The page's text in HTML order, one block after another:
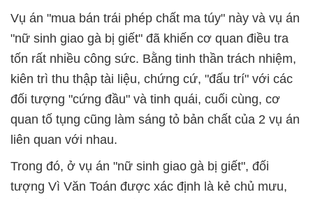
Vụ án "mua bán trái phép chất ma túy" này và vụ án
"nữ sinh giao gà bị giết" đã khiến cơ quan điều tra
tốn rất nhiều công sức. Bằng tinh thần trách nhiệm,
kiên trì thu thập tài liệu, chứng cứ, "đấu trí" với các
đối tượng "cứng đầu" và tinh quái, cuối cùng, cơ
quan tố tụng cũng làm sáng tỏ bản chất của 2 vụ án
liên quan với nhau.
Trong đó, ở vụ án "nữ sinh giao gà bị giết", đối
tượng Vì Văn Toán được xác định là kẻ chủ mưu,